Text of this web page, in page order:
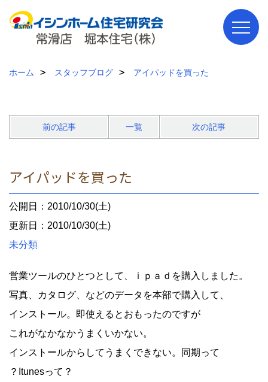
ホーム スタッフブログ アイパッドを買った
前の記事 一覧 次の記事
アイパッドを買った
公開日：2010/10/30(土)
更新日：2010/10/30(土)
未分類
営業ツールのひとつとして、ｉｐａｄを購入しました。
写真、カタログ、などのデータを本部で購入して、
インストール。即使えるとおもったのですが
これがなかなかうまくいかない。
インストールからしてうまくできない。同期って
？Itunesって？